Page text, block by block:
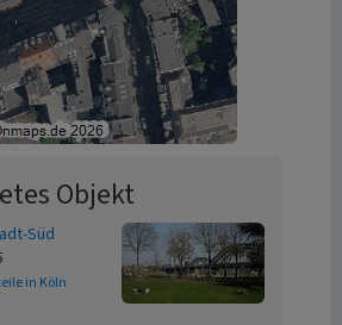
Objekt
Süd
in Köln